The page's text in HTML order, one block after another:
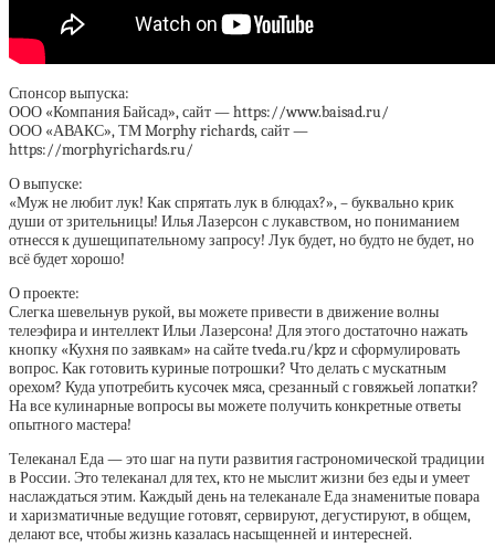
Спонсор выпуска:
ООО «Компания Байсад», сайт — https://www.baisad.ru/
ООО «АВАКС», ТМ Morphy richards, сайт —
https://morphyrichards.ru/
О выпуске:
«Муж не любит лук! Как спрятать лук в блюдах?», – буквально крик
души от зрительницы! Илья Лазерсон с лукавством, но пониманием
отнесся к душещипательному запросу! Лук будет, но будто не будет, но
всё будет хорошо!
О проекте:
Слегка шевельнув рукой, вы можете привести в движение волны
телеэфира и интеллект Ильи Лазерсона! Для этого достаточно нажать
кнопку «Кухня по заявкам» на сайте tveda.ru/kpz и сформулировать
вопрос. Как готовить куриные потрошки? Что делать с мускатным
орехом? Куда употребить кусочек мяса, срезанный с говяжьей лопатки?
На все кулинарные вопросы вы можете получить конкретные ответы
опытного мастера!
Телеканал Еда — это шаг на пути развития гастрономической традиции
в России. Это телеканал для тех, кто не мыслит жизни без еды и умеет
наслаждаться этим. Каждый день на телеканале Еда знаменитые повара
и харизматичные ведущие готовят, сервируют, дегустируют, в общем,
делают все, чтобы жизнь казалась насыщенней и интересней.